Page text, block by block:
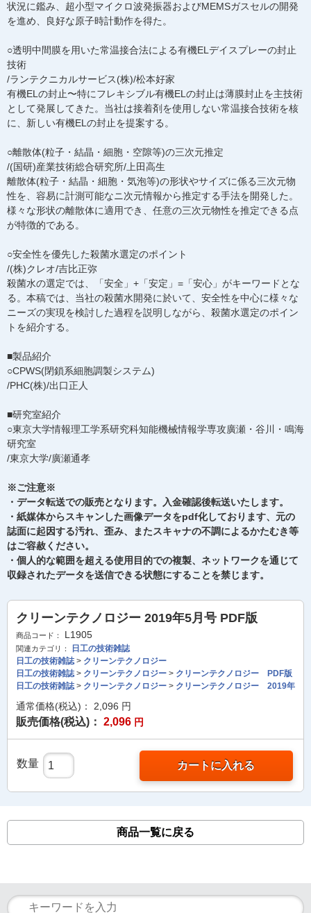
状況に鑑み、超小型マイクロ波発振器およびMEMSガスセルの開発
を進め、良好な原子時計動作を得た。
○透明中間膜を用いた常温接合法による有機ELデイスプレーの封止
技術
/ランテクニカルサービス(株)/松本好家
有機ELの封止〜特にフレキシブル有機ELの封止は薄膜封止を主技術
として発展してきた。当社は接着剤を使用しない常温接合技術を核
に、新しい有機ELの封止を提案する。
○離散体(粒子・結晶・細胞・空隙等)の三次元推定
/(国研)産業技術総合研究所/上田高生
離散体(粒子・結晶・細胞・気泡等)の形状やサイズに係る三次元物
性を、容易に計測可能なニ次元情報から推定する手法を開発した。
様々な形状の離散体に適用でき、任意の三次元物性を推定できる点
が特徴的である。
○安全性を優先した殺菌水選定のポイント
/(株)クレオ/吉比正弥
殺菌水の選定では、「安全」+「安定」=「安心」がキーワードとな
る。本稿では、当社の殺菌水開発に於いて、安全性を中心に様々な
ニーズの実現を検討した過程を説明しながら、殺菌水選定のポイン
トを紹介する。
■製品紹介
○CPWS(閉鎖系細胞調製システム)
/PHC(株)/出口正人
■研究室紹介
○東京大学情報理工学系研究科知能機械情報学専攻廣瀬・谷川・鳴海
研究室
/東京大学/廣瀬通孝
※ご注意※
・データ転送での販売となります。入金確認後転送いたします。
・紙媒体からスキャンした画像データをpdf化しております、元の
誌面に起因する汚れ、歪み、またスキャナの不調によるかたむき等
はご容赦ください。
・個人的な範囲を超える使用目的での複製、ネットワークを通じて
収録されたデータを送信できる状態にすることを禁じます。
クリーンテクノロジー 2019年5月号 PDF版
商品コード： L1905
関連カテゴリ：
日工の技術雑誌
日工の技術雑誌> クリーンテクノロジー
日工の技術雑誌> クリーンテクノロジー > クリーンテクノロジー PDF版
日工の技術雑誌> クリーンテクノロジー > クリーンテクノロジー 2019年
通常価格(税込)： 2,096 円
販売価格(税込)： 2,096 円
数量 カートに入れる
商品一覧に戻る